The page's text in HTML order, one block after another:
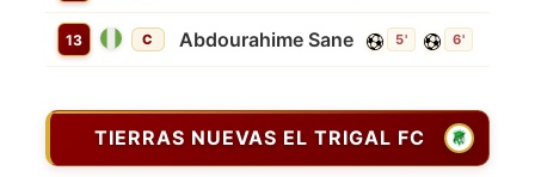
13 C Abdourahime Sane 5' 6'
TIERRAS NUEVAS EL TRIGAL FC